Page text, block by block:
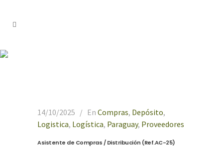
14/10/2025 En Compras, Depósito,
Logistica, Logística, Paraguay, Proveedores
Asistente de Compras / Distribución (Ref.AC-25)